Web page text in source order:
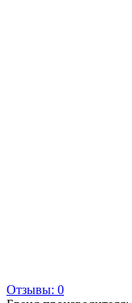
Отзывы: 0